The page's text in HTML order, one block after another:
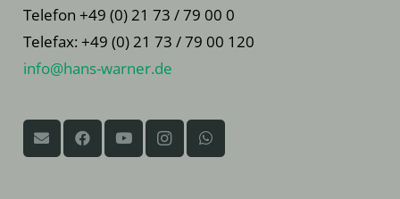
Telefon +49 (0) 21 73 / 79 00 0
Telefax: +49 (0) 21 73 / 79 00 120
info@hans-warner.de